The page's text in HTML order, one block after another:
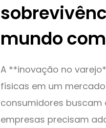
mundo
A **inovação no
físicas em um
consumidores buscam
empresas precisam